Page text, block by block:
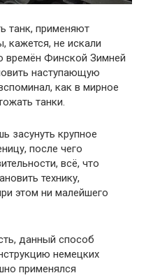
танк, применяют
кажется, не искали
времён Финской Зимней
наступающую
как в мирное
танки.
засунуть крупное
после чего
всё, что
технику,
этом ни малейшего
данный способ
немецких
применялся